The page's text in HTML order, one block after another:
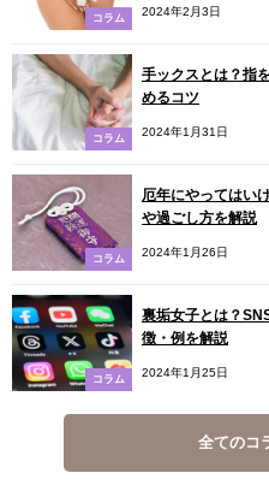
コラム
2024年2月3日
コラム
手ックスとは？指
めるコツ
2024年1月31日
コラム
厄年にやってはい
や過ごし方を解説
2024年1月26日
コラム
裏垢女子とは？
徴・例を解説
2024年1月25日
全てのコ